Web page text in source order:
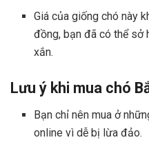
Giá của giống chó này
đồng, bạn đã có thể sở
xắn.
Lưu ý khi mua chó
Bạn chỉ nên mua ở
online vì dễ bị lừa đảo.